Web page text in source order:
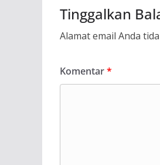
Tinggalkan
Alamat email Anda
Komentar*